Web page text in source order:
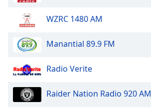
Modal
Dialog
window.
WZRC 1480 AM
Manantial 89.9 FM
Radio Verite
Raider Nation Radio 920 AM